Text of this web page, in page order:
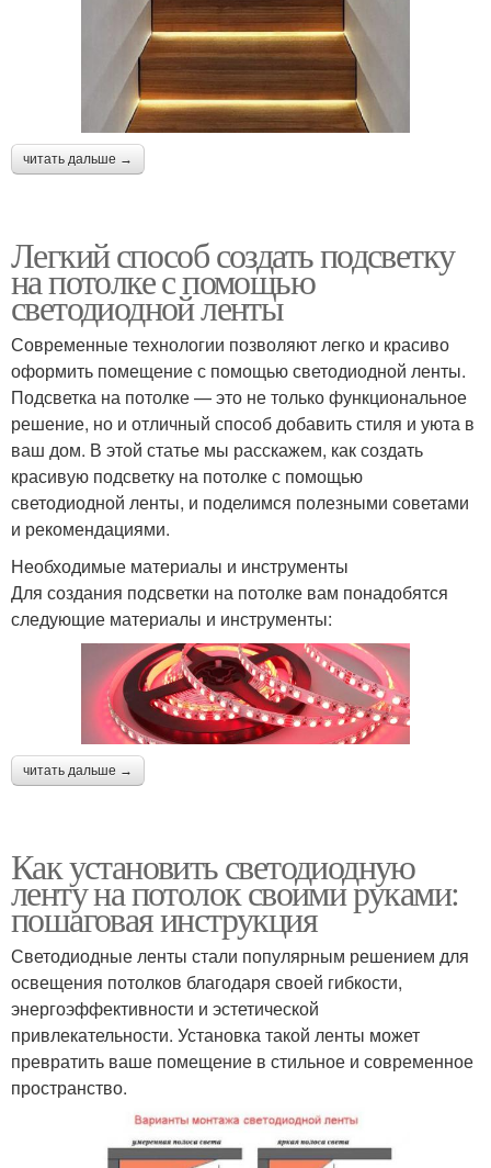
читать дальше →
Легкий способ создать подсветку
на потолке с помощью
светодиодной ленты
Современные технологии позволяют легко и красиво
оформить помещение с помощью светодиодной ленты.
Подсветка на потолке — это не только функциональное
решение, но и отличный способ добавить стиля и уюта в
ваш дом. В этой статье мы расскажем, как создать
красивую подсветку на потолке с помощью
светодиодной ленты, и поделимся полезными советами
и рекомендациями.
Необходимые материалы и инструменты
Для создания подсветки на потолке вам понадобятся
следующие материалы и инструменты:
читать дальше →
Как установить светодиодную
ленту на потолок своими руками:
пошаговая инструкция
Светодиодные ленты стали популярным решением для
освещения потолков благодаря своей гибкости,
энергоэффективности и эстетической
привлекательности. Установка такой ленты может
превратить ваше помещение в стильное и современное
пространство.